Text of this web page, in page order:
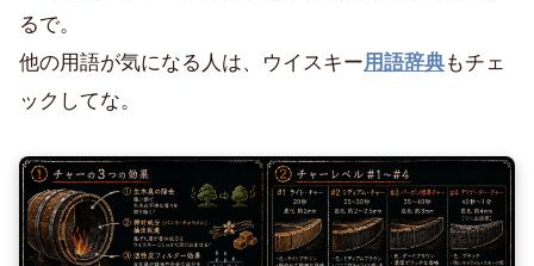
るで。
他の用語が気になる人は、ウイスキー用語辞典もチェ
ックしてな。